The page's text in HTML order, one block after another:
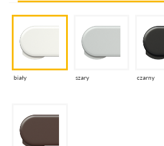
biały szary czarny